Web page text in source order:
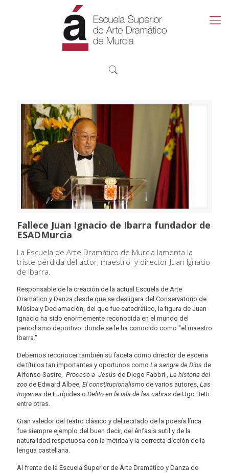
Fallece Juan Ignacio de Ibarra fundador de
ESADMurcia
La Escuela de Arte Dramático de Murcia lamenta la
triste pérdida del actor, maestro y director Juan Ignacio
de Ibarra.
Responsable de la creación de la actual Escuela de Arte
Dramático y Danza desde que se desligara del Conservatorio de
Música y Declamación, del que fue catedrático, la figura de Juan
Ignacio ha sido enormemente reconocida en el mundo del
periodismo deportivo donde se le ha conocido como "el maestro
Ibarra."
Debemos reconocer también su faceta como director de escena
de títulos tan importantes y oportunos como La sangre de Dios de
Alfonso Sastre, Proceso a Jesús de Diego Fabbri , La historia del
zoo de Edward Albee, El constitucionalismo de varios autores, Las
troyanas de Eurípides o Delito en la isla de las cabras de Ugo Betti
entre otras.
Gran valedor del teatro clásico y del recitado de la poesía lírica
fue siempre ejemplo del buen decir, del énfasis sutil y de la
naturalidad respetuosa con la métrica y la correcta dicción de la
lengua castellana.
Al frente de la Escuela Superior de Arte Dramático y Danza de